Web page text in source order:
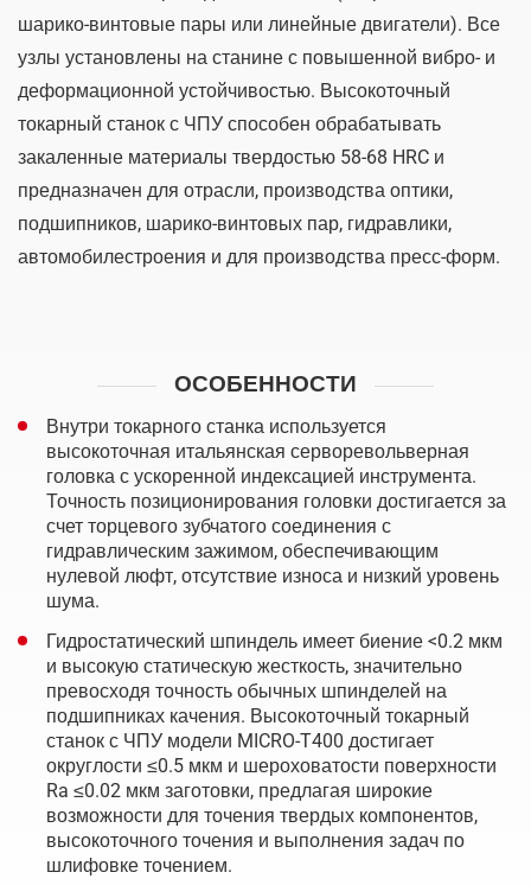
шарико-винтовые пары или линейные двигатели). Все
узлы установлены на станине с повышенной вибро- и
деформационной устойчивостью. Высокоточный
токарный станок с ЧПУ способен обрабатывать
закаленные материалы твердостью 58-68 HRC и
предназначен для отрасли, производства оптики,
подшипников, шарико-винтовых пар, гидравлики,
автомобилестроения и для производства пресс-форм.
ОСОБЕННОСТИ
Внутри токарного станка используется
высокоточная итальянская серворевольверная
головка с ускоренной индексацией инструмента.
Точность позиционирования головки достигается за
счет торцевого зубчатого соединения с
гидравлическим зажимом, обеспечивающим
нулевой люфт, отсутствие износа и низкий уровень
шума.
Гидростатический шпиндель имеет биение <0.2 мкм
и высокую статическую жесткость, значительно
превосходя точность обычных шпинделей на
подшипниках качения. Высокоточный токарный
станок с ЧПУ модели MICRO-T400 достигает
округлости ≤0.5 мкм и шероховатости поверхности
Ra ≤0.02 мкм заготовки, предлагая широкие
возможности для точения твердых компонентов,
высокоточного точения и выполнения задач по
шлифовке точением.